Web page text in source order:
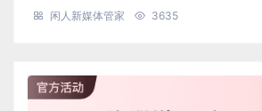
闲人新媒体管家 3635